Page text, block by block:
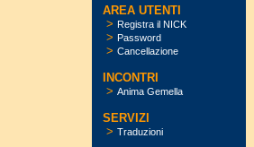
AREA UTENTI
> Registra il NICK
> Password
> Cancellazione
INCONTRI
> Anima Gemella
SERVIZI
> Traduzioni